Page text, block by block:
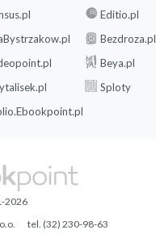
Editio.pl
Bezdroza.pl
Beya.pl
Sploty
2026
tel. (32) 230-98-63